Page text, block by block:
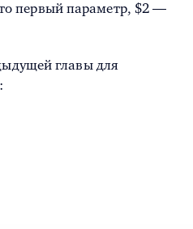
первый параметр, $2 —
главы для